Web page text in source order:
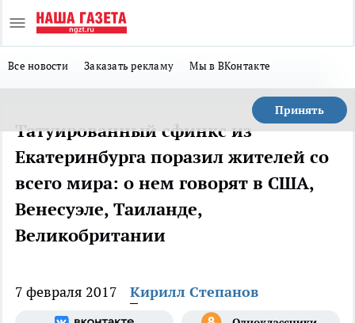
Все новости Заказать рекламу Мы в ВКонтакте
Принять
Татуированный сфинкс из
Екатеринбурга поразил жителей со
всего мира: о нем говорят в США,
Венесуэле, Таиланде,
Великобритании
7 февраля 2017 Кирилл Степанов